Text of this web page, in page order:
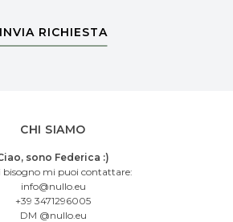
INVIA RICHIESTA
CHI SIAMO
sono Federica :)
bisogno mi puoi contattare:
info@nullo.eu
+39 3471296005
DM @nullo.eu